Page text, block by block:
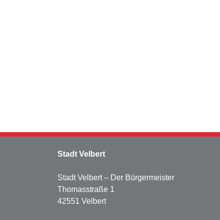
Stadt Velbert
Stadt Velbert – Der Bürgermeister
Thomasstraße 1
42551 Velbert